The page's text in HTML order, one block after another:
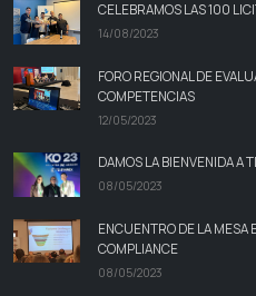
CELEBRAMOS LAS 100
14/08/2023
FORO REGIONAL DE
COMPETENCIAS
12/05/2023
DAMOS LA BIENVENIDA A
08/05/2023
ENCUENTRO DE LA MESA
COMPLIANCE
08/05/2023